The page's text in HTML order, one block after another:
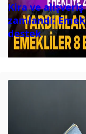
Kira ve alışveriş
zamlandı:
destek